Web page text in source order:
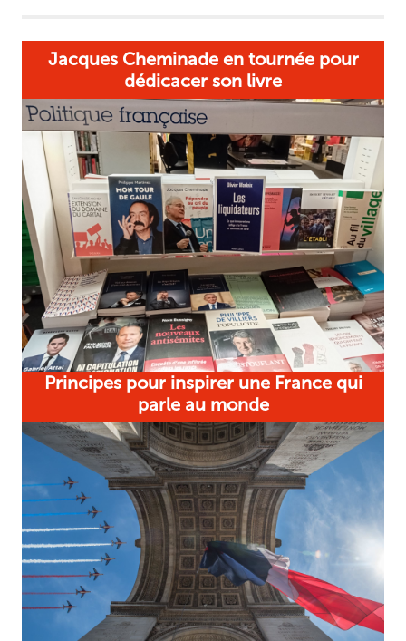
Jacques Cheminade en tournée pour
dédicacer son livre
Principes pour inspirer une France qui
parle au monde